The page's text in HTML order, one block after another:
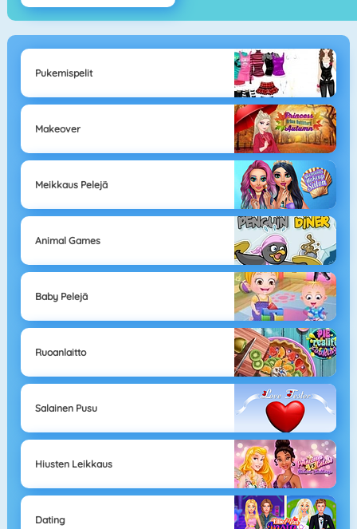
Pukemispelit
Makeover
Meikkaus Pelejä
Animal Games
Baby Pelejä
Ruoanlaitto
Salainen Pusu
Hiusten Leikkaus
Dating